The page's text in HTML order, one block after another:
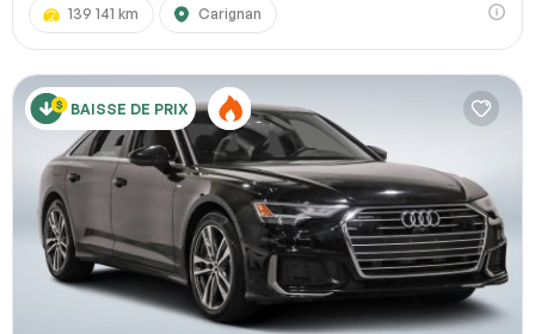
139 141 km Carignan
BAISSE DE PRIX